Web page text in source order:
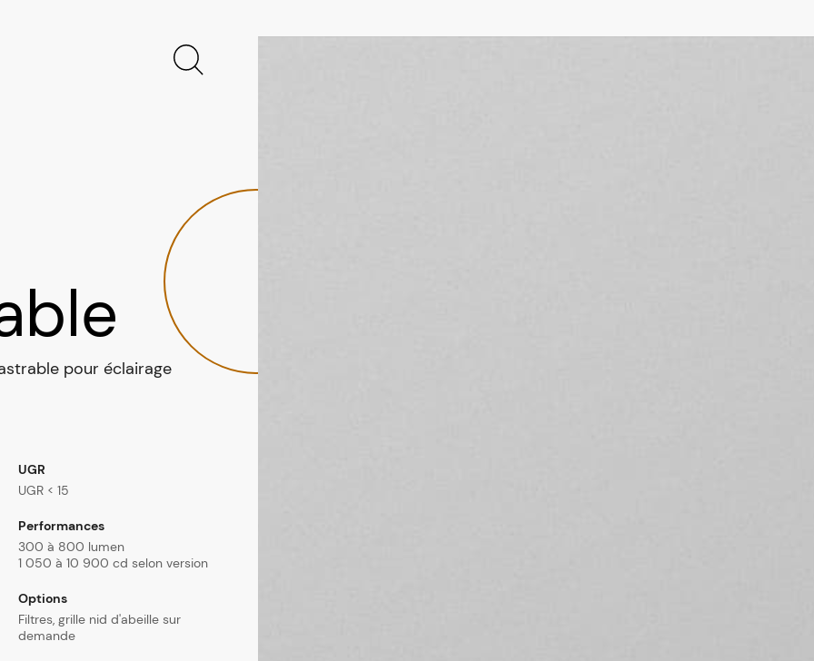
pour éclairage
UGR
UGR < 15
Performances
300 à 800 lumen
1 050 à 10 900 cd selon version
Options
Filtres, grille nid d'abeille sur
demande